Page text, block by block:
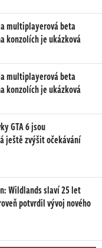
multiplayerová beta
konzolích je ukázková
multiplayerová beta
konzolích je ukázková
GTA 6 jsou
ještě zvýšit očekávání
Wildlands slaví 25 let
potvrdil vývoj nového